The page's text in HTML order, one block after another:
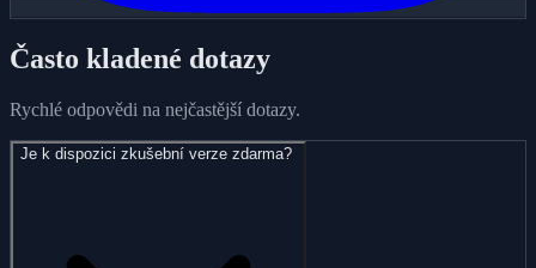
Často kladené dotazy
Rychlé odpovědi na nejčastější dotazy.
Je k dispozici zkušební verze zdarma?